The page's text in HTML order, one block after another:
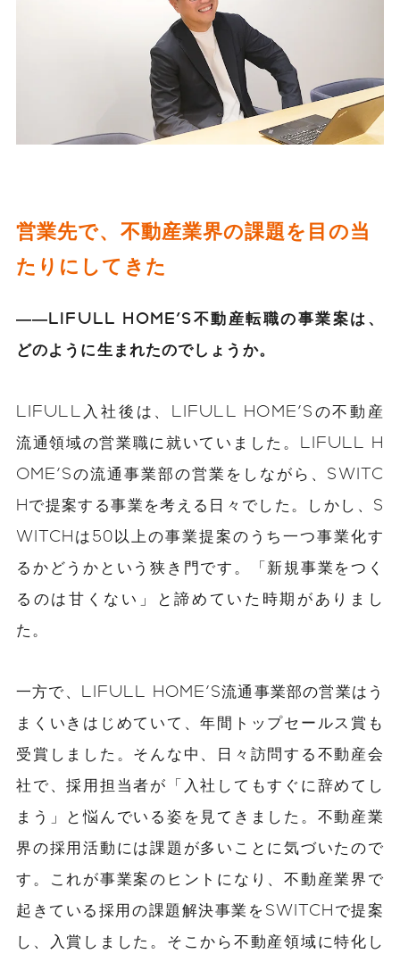
営業先で、不動産業界の課題を目の当
たりにしてきた
――LIFULL HOME'S不動産転職の事業案は、
どのように生まれたのでしょうか。
LIFULL入社後は、LIFULL HOME'Sの不動産
流通領域の営業職に就いていました。LIFULL H
OME'Sの流通事業部の営業をしながら、SWITC
Hで提案する事業を考える日々でした。しかし、S
WITCHは50以上の事業提案のうち一つ事業化す
るかどうかという狭き門です。「新規事業をつく
るのは甘くない」と諦めていた時期がありまし
た。
一方で、LIFULL HOME'S流通事業部の営業はう
まくいきはじめていて、年間トップセールス賞も
受賞しました。そんな中、日々訪問する不動産会
社で、採用担当者が「入社してもすぐに辞めてし
まう」と悩んでいる姿を見てきました。不動産業
界の採用活動には課題が多いことに気づいたので
す。これが事業案のヒントになり、不動産業界で
起きている採用の課題解決事業をSWITCHで提案
し、入賞しました。そこから不動産領域に特化し